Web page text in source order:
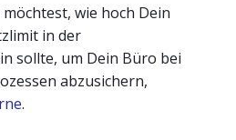
wie hoch Dein
in der
sollte, um Dein Büro bei
abzusichern,
.